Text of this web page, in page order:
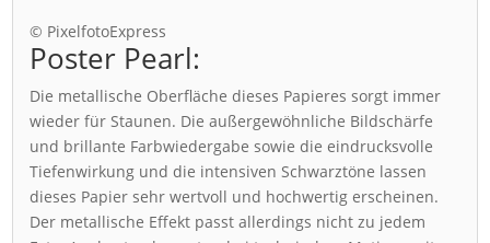
© PixelfotoExpress
Poster Pearl:
Die metallische Oberfläche dieses Papieres sorgt immer
wieder für Staunen. Die außergewöhnliche Bildschärfe
und brillante Farbwiedergabe sowie die eindrucksvolle
Tiefenwirkung und die intensiven Schwarztöne lassen
dieses Papier sehr wertvoll und hochwertig erscheinen.
Der metallische Effekt passt allerdings nicht zu jedem